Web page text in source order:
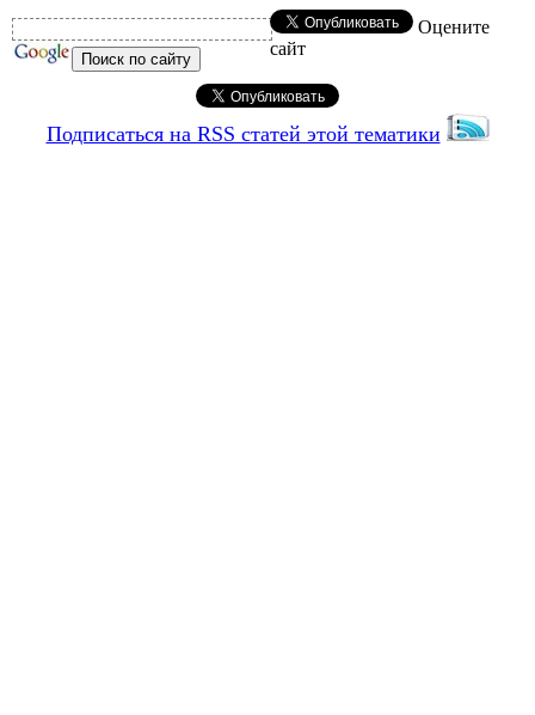
Оцените
сайт
Подписаться на RSS статей этой тематики